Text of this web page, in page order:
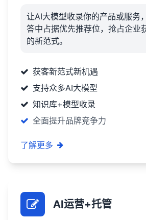
让AI大模型收录你的产品或服务
答中占据优先推荐位，抢占企业
的新范式。
获客新范式新机遇
支持众多AI大模型
知识库+模型收录
全面提升品牌竞争力
了解更多
AI运营+托管